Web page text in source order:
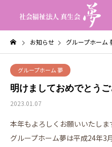
お知らせ グループホーム
グループホーム 夢
明けましておめでとうご
2023.01.07
本年もよろしくお願いいたしま
グループホーム夢は平成24年3